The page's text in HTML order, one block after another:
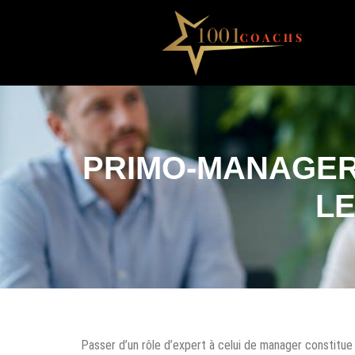
PRIMO-
Passer d’un rôle d’expert à celui de manager